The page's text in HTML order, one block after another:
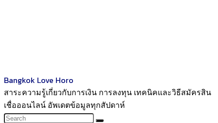
Bangkok Love Horo
สาระความรู้เกี่ยวกับการเงิน การลงทุน เทคนิคและวิธีสมัครสิน
เชื่อออนไลน์ อัพเดตข้อมูลทุกสัปดาห์